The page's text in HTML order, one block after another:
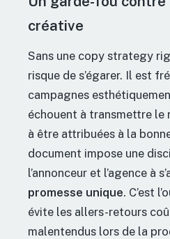
créative
Sans une copy strategy
risque de s’égarer. Il est
campagnes
échouent à transmettre le
à être attribuées à la
document impose une
l’annonceur et l’agence à
promesse unique. C’est
évite les allers-retours
malentendus lors de la